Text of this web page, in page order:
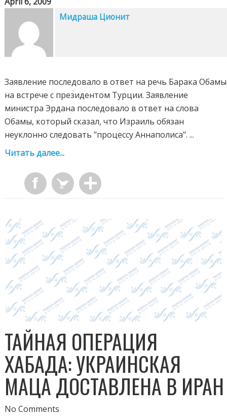
Мидраша Ционит
Заявление последовало в ответ на речь Барака Обамы
на встрече с президентом Турции. Заявление
министра Эрдана последовало в ответ на слова
Обамы, который сказал, что Израиль обязан
неуклонно следовать "процессу Аннаполиса". ...
Читать далее...
ТАЙНАЯ ОПЕРАЦИЯ
ХАБАДА: УКРАИНСКАЯ
МАЦА ДОСТАВЛЕНА В ИРАН
No Comments